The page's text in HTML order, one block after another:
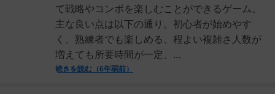
て戦略やコンボを楽しむことができるゲーム。
主な良い点は以下の通り。初心者が始めやす
く、熟練者でも楽しめる、程よい複雑さ人数が
増えても所要時間が一定、...
続きを読む（6年弱前）